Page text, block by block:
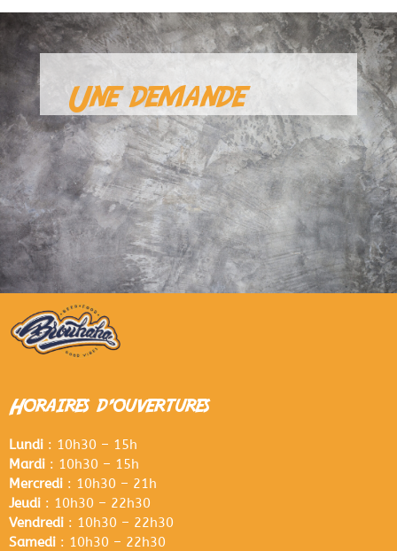
Une demande
Horaires d'ouvertures
Lundi : 10h30 – 15h
Mardi : 10h30 – 15h
Mercredi : 10h30 – 21h
Jeudi : 10h30 – 22h30
Vendredi : 10h30 – 22h30
Samedi : 10h30 – 22h30